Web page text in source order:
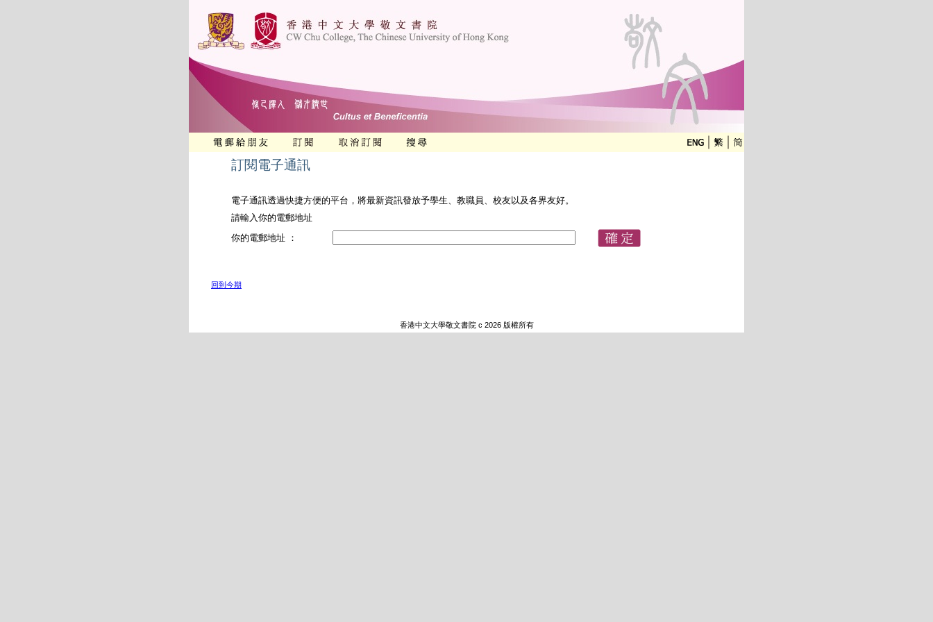
訂閱電子通訊
電子通訊透過快捷方便的平台，將最新資訊發放予學生、教職員、校友以及各界友好。
請輸入你的電郵地址
你的電郵地址 ：
回到今期
香港中文大學敬文書院 c 2026 版權所有